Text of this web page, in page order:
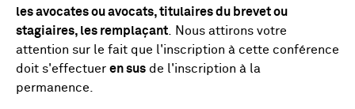
les avocates ou avocats, titulaires du brevet ou
stagiaires, les remplaçant . Nous attirons votre
attention sur le fait que l'inscription à cette conférence
doit s'effectuer en sus de l'inscription à la
permanence.